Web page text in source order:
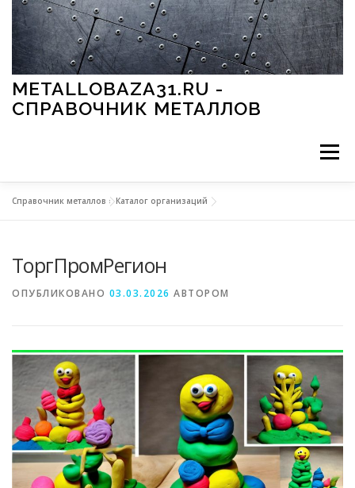
Перейти к содержимому
METALLOBAZA31.RU -
СПРАВОЧНИК МЕТАЛЛОВ
Меню
МЕТАЛЛЫ И ОКРУЖАЮЩАЯ СРЕДА
СВОЙСТВА МЕТАЛЛОВ СОРТА МЕТАЛЛОВ
СТАТЬИ
Справочник металлов »Каталог организаций
ТоргПромРегион
ОПУБЛИКОВАНО 03.03.2026 АВТОРОМ